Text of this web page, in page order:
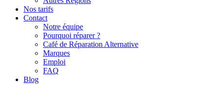
Nos tarifs
Contact
Notre équipe
Pourquoi réparer ?
Café de Réparation Alternative
Marques
Emploi
FAQ
Blog